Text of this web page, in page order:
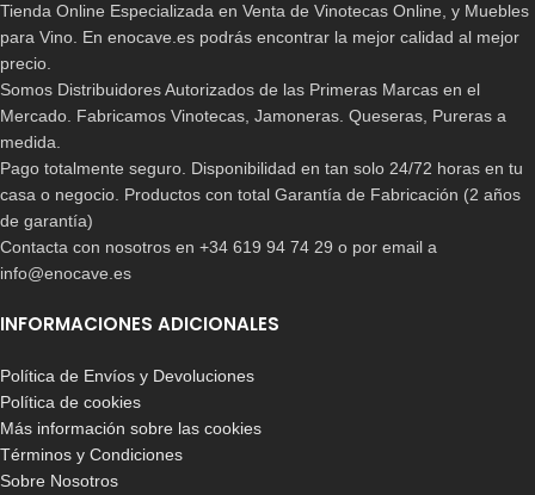
Tienda Online Especializada en Venta de Vinotecas Online, y Muebles
para Vino. En enocave.es podrás encontrar la mejor calidad al mejor
precio.
Somos Distribuidores Autorizados de las Primeras Marcas en el
Mercado. Fabricamos Vinotecas, Jamoneras. Queseras, Pureras a
medida.
Pago totalmente seguro. Disponibilidad en tan solo 24/72 horas en tu
casa o negocio. Productos con total Garantía de Fabricación (2 años
de garantía)
Contacta con nosotros en +34 619 94 74 29 o por email a
info@enocave.es
INFORMACIONES ADICIONALES
Política de Envíos y Devoluciones
Política de cookies
Más información sobre las cookies
Términos y Condiciones
Sobre Nosotros